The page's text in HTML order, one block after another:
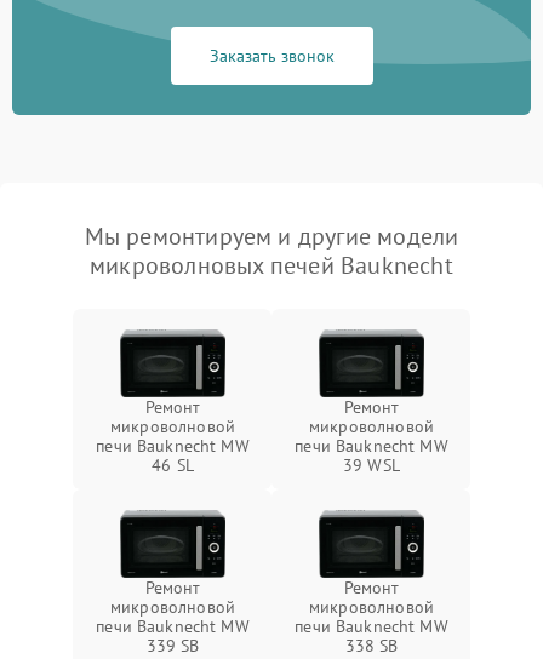
Заказать звонок
Мы ремонтируем и другие модели
микроволновых печей Bauknecht
Ремонт
микроволновой
печи Bauknecht MW
46 SL
Ремонт
микроволновой
печи Bauknecht MW
39 WSL
Ремонт
микроволновой
печи Bauknecht MW
339 SB
Ремонт
микроволновой
печи Bauknecht MW
338 SB